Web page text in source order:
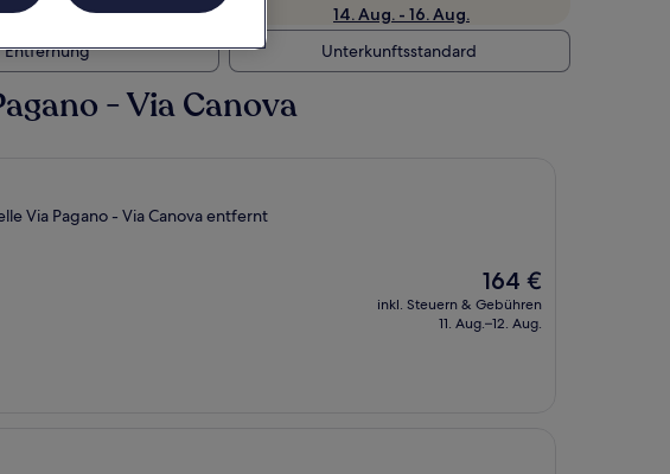
Aug. - 9. Aug.
14. Aug. - 16. Aug.
Entfernung Unterkunftsstandard
- Via Canova
Via Pagano - Via Canova entfernt
Der
Preis
beträgt
164 €
inkl. Steuern & Gebühren
11. Aug.–12. Aug.